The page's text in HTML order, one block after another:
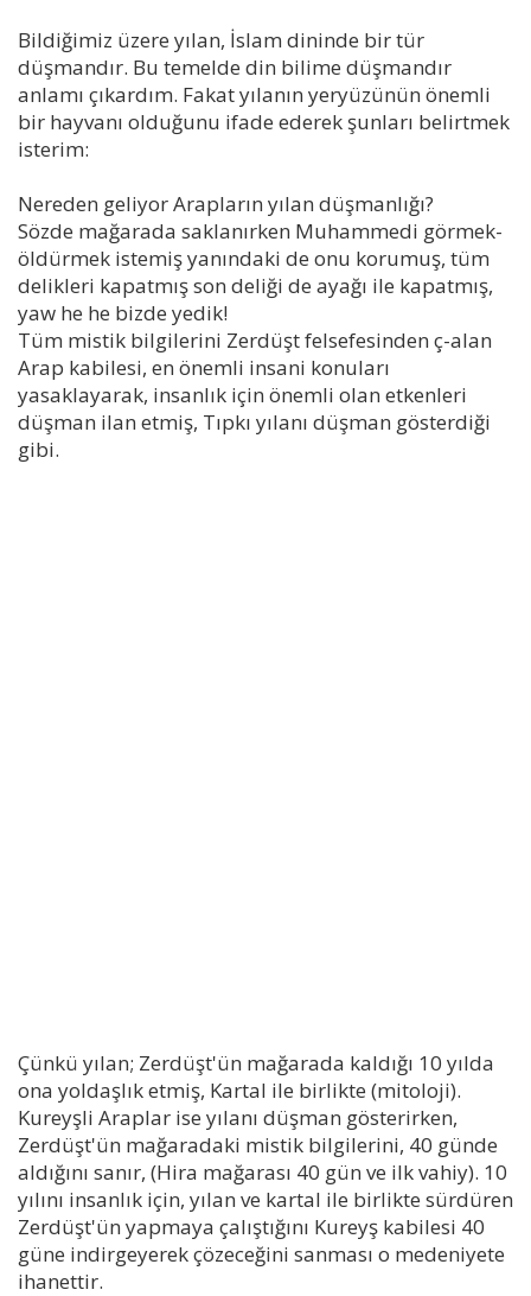
Bildiğimiz üzere yılan, İslam dininde bir tür
düşmandır. Bu temelde din bilime düşmandır
anlamı çıkardım. Fakat yılanın yeryüzünün önemli
bir hayvanı olduğunu ifade ederek şunları belirtmek
isterim:
Nereden geliyor Arapların yılan düşmanlığı?
Sözde mağarada saklanırken Muhammedi görmek-
öldürmek istemiş yanındaki de onu korumuş, tüm
delikleri kapatmış son deliği de ayağı ile kapatmış,
yaw he he bizde yedik!
Tüm mistik bilgilerini Zerdüşt felsefesinden ç-alan
Arap kabilesi, en önemli insani konuları
yasaklayarak, insanlık için önemli olan etkenleri
düşman ilan etmiş, Tıpkı yılanı düşman gösterdiği
gibi.
Çünkü yılan; Zerdüşt'ün mağarada kaldığı 10 yılda
ona yoldaşlık etmiş, Kartal ile birlikte (mitoloji).
Kureyşli Araplar ise yılanı düşman gösterirken,
Zerdüşt'ün mağaradaki mistik bilgilerini, 40 günde
aldığını sanır, (Hira mağarası 40 gün ve ilk vahiy). 10
yılını insanlık için, yılan ve kartal ile birlikte sürdüren
Zerdüşt'ün yapmaya çalıştığını Kureyş kabilesi 40
güne indirgeyerek çözeceğini sanması o medeniyete
ihanettir.